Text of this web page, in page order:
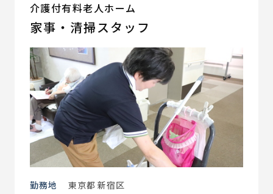
介護付有料老人ホーム
家事・清掃スタッフ
勤務地
東京都 新宿区